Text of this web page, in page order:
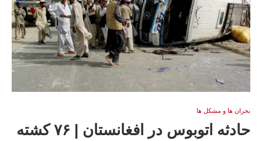
بحران ها و مشكل ها
حادثه اتوبوس در افغانستان | ۷۶ کشته